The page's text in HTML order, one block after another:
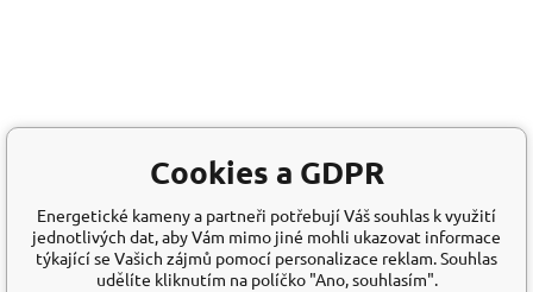
Cookies a GDPR
Energetické kameny a partneři potřebují Váš souhlas k využití
jednotlivých dat, aby Vám mimo jiné mohli ukazovat informace
týkající se Vašich zájmů pomocí personalizace reklam. Souhlas
udělíte kliknutím na políčko "Ano, souhlasím".